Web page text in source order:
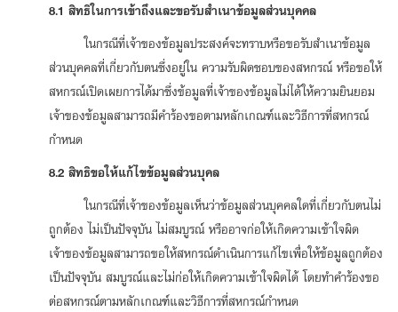
8.1 สิทธิในการเข้าถึงและขอรับสำเนาข้อมูลส่วนบุคคล
ในกรณีที่เจ้าของข้อมูลประสงค์จะทราบหรือขอรับสำเนาข้อมูล
ส่วนบุคคลที่เกี่ยวกับตนซึ่งอยู่ใน ความรับผิดชอบของสหกรณ์ หรือขอให้
สหกรณ์เปิดเผยการได้มาซึ่งข้อมูลที่เจ้าของข้อมูลไม่ได้ให้ความยินยอม
เจ้าของข้อมูลสามารถมีคำร้องขอตามหลักเกณฑ์และวิธีการที่สหกรณ์
กำหนด
8.2 สิทธิขอให้แก้ไขข้อมูลส่วนบุคล
ในกรณีที่เจ้าของข้อมูลเห็นว่าข้อมูลส่วนบุคคลใดที่เกี่ยวกับตนไม่
ถูกต้อง ไม่เป็นปัจจุบัน ไม่สมบูรณ์ หรืออาจก่อให้เกิดความเข้าใจผิด
เจ้าของข้อมูลสามารถขอให้สหกรณ์ดำเนินการแก้ไขเพื่อให้ข้อมูลถูกต้อง
เป็นปัจจุบัน สมบูรณ์และไม่ก่อให้เกิดความเข้าใจผิดได้ โดยทำคำร้องขอ
ต่อสหกรณ์ตามหลักเกณฑ์และวิธีการที่สหกรณ์กำหนด